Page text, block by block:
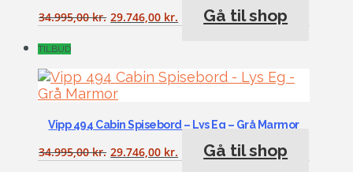
34.995,00kr. 29.746,00 kr. Gå til shop
TILBUD
Vipp 494 Cabin Spisebord – Lys Eg – Grå Marmor
34.995,00kr. 29.746,00 kr. Gå til shop